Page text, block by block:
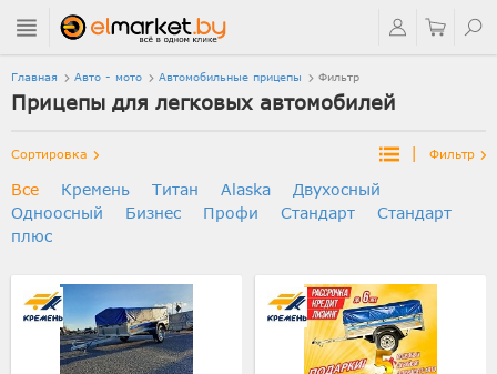
Главная Авто - мото Автомобильные прицепы Фильтр
Прицепы для легковых автомобилей
Сортировка | Фильтр
Все Кремень Титан Alaska
Двухосный
Одноосный
Бизнес Профи Стандарт
Стандарт
плюс